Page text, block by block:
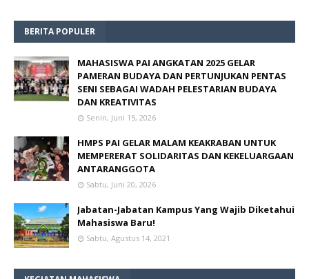
BERITA POPULER
MAHASISWA PAI ANGKATAN 2025 GELAR
PAMERAN BUDAYA DAN PERTUNJUKAN PENTAS
SENI SEBAGAI WADAH PELESTARIAN BUDAYA
DAN KREATIVITAS
Senin, Juni 15, 2026
HMPS PAI GELAR MALAM KEAKRABAN UNTUK
MEMPERERAT SOLIDARITAS DAN KEKELUARGAAN
ANTARANGGOTA
Sabtu, Juni 20, 2026
Jabatan-Jabatan Kampus Yang Wajib Diketahui
Mahasiswa Baru!
Sabtu, Agustus 14, 2021